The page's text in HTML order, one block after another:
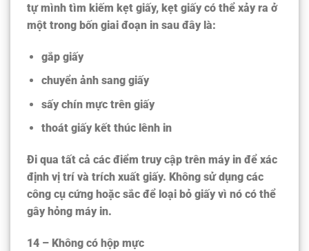
tự mình tìm kiếm kẹt giấy, kẹt giấy có thể xảy ra ở
một trong bốn giai đoạn in sau đây là:
gắp giấy
chuyển ảnh sang giấy
sấy chín mực trên giấy
thoát giấy kết thúc lênh in
Đi qua tất cả các điểm truy cập trên máy in để xác
định vị trí và trích xuất giấy. Không sử dụng các
công cụ cứng hoặc sắc để loại bỏ giấy vì nó có thể
gây hỏng máy in.
14 – Không có hộp mực